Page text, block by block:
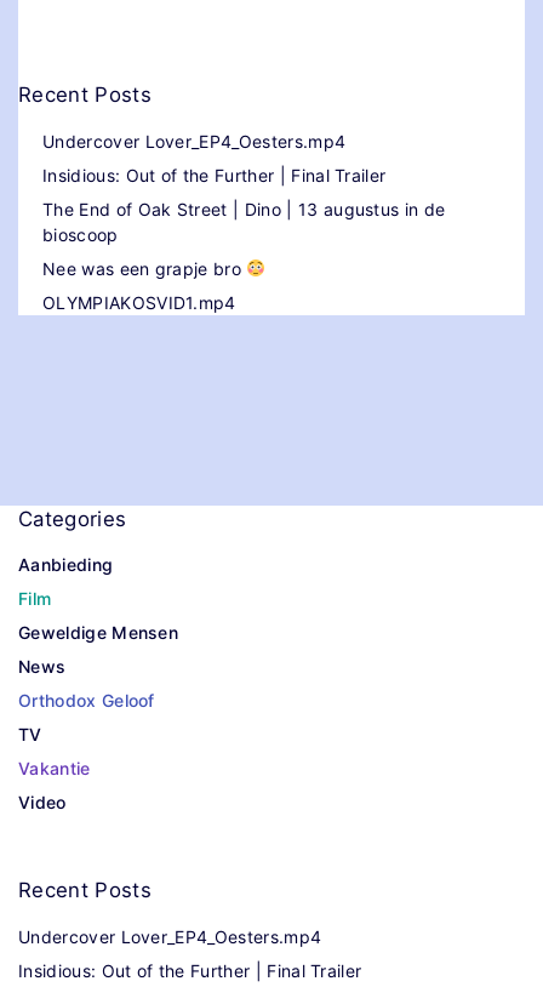
Recent Posts
Undercover Lover_EP4_Oesters.mp4
Insidious: Out of the Further | Final Trailer
The End of Oak Street | Dino | 13 augustus in de
bioscoop
Nee was een grapje bro
OLYMPIAKOSVID1.mp4
Categories
Aanbieding
Film
Geweldige Mensen
News
Orthodox Geloof
TV
Vakantie
Video
Recent Posts
Undercover Lover_EP4_Oesters.mp4
Insidious: Out of the Further | Final Trailer